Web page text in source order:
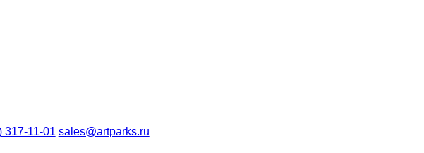
317-11-01 sales@artparks.ru